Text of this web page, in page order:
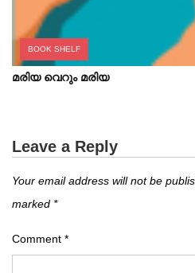
BOOK SHELF
മരിയ വെറും മരിയ
Leave a Reply
Your email address will not be
marked *
Comment *